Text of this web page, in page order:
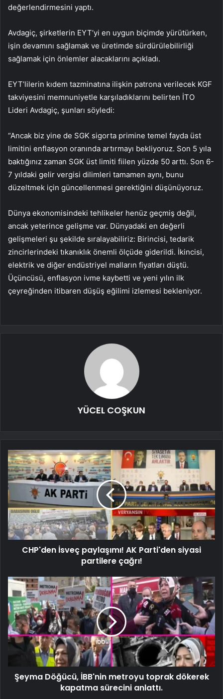
değerlendirmesini yaptı.
Avdagiç, şirketlerin EYT’yi en uygun biçimde yürütürken,
işin devamını sağlamak ve üretimde sürdürülebilirliği
sağlamak için önlemler alacaklarını açıkladı.
EYT’lilerin kıdem tazminatına ilişkin patrona verilecek KGF
takviyesini memnuniyetle karşıladıklarını belirten İTO
Lideri Avdagiç, şunları söyledi:
“Ancak biz yine de SGK sigorta primine temel fayda üst
limitini enflasyon oranında artırmayı bekliyoruz. Son 5 yıla
baktığınız zaman SGK üst limiti fiilen yüzde 50 arttı. Son 6-
7 yıldaki gelir vergisi dilimleri tamamen aynı, bunu
düzeltmek için güncellenmesi gerektiğini düşünüyoruz.
Dünya ekonomisindeki tehlikeler henüz geçmiş değil,
ancak yeterince gelişme var. Dünyadaki en değerli
gelişmeleri şu şekilde sıralayabiliriz: Birincisi, tedarik
zincirlerindeki tıkanıklık önemli ölçüde giderildi. İkincisi,
elektrik ve diğer endüstriyel malların fiyatları düştü.
Üçüncüsü, enflasyon ivme kaybetti ve yeni yılın ilk
çeyreğinden itibaren düşüş eğilimi izlemesi bekleniyor.
YÜCEL COŞKUN
CHP'den İsveç paylaşımı! AK Parti'den siyasi
partilere çağrı!
Şeyma Döğücü, İBB'nin metroyu toprak dökerek
kapatma sürecini anlattı.